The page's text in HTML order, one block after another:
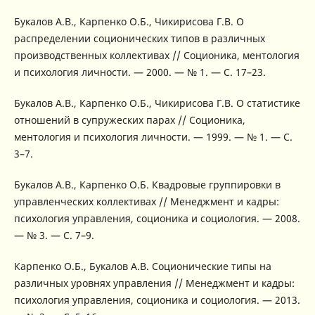
Букалов А.В., Карпенко О.Б., Чикирисова Г.В. О
распределении соционических типов в различных
производственных коллективах // Соционика, ментология
и психология личности. — 2000. — № 1. — С. 17–23.
Букалов А.В., Карпенко О.Б., Чикирисова Г.В. О статистике
отношений в супружеских парах // Соционика,
ментология и психология личности. — 1999. — № 1. — С.
3–7.
Букалов А.В., Карпенко О.Б. Квадровые группировки в
управленческих коллективах // Менеджмент и кадры:
психология управления, соционика и социология. — 2008.
— № 3. — С. 7–9.
Карпенко О.Б., Букалов А.В. Соционические типы на
различных уровнях управления // Менеджмент и кадры:
психология управления, соционика и социология. — 2013.